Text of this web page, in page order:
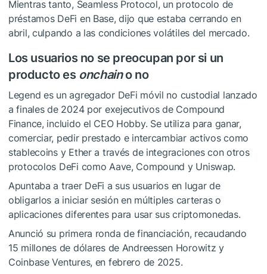
Mientras tanto, Seamless Protocol, un protocolo de
préstamos DeFi en Base, dijo que estaba cerrando en
abril, culpando a las condiciones volátiles del mercado.
Los usuarios no se preocupan por si un
producto es onchaino no
Legend es un agregador DeFi móvil no custodial lanzado
a finales de 2024 por exejecutivos de Compound
Finance, incluido el CEO Hobby. Se utiliza para ganar,
comerciar, pedir prestado e intercambiar activos como
stablecoins y Ether a través de integraciones con otros
protocolos DeFi como Aave, Compound y Uniswap.
Apuntaba a traer DeFi a sus usuarios en lugar de
obligarlos a iniciar sesión en múltiples carteras o
aplicaciones diferentes para usar sus criptomonedas.
Anunció su primera ronda de financiación, recaudando
15 millones de dólares de Andreessen Horowitz y
Coinbase Ventures, en febrero de 2025.